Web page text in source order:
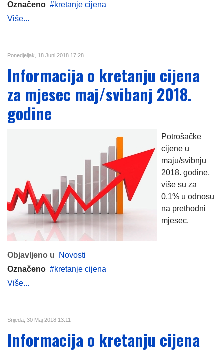
Označeno
kretanje cijena
Više...
Ponedjeljak, 18 Juni 2018 17:28
Informacija o kretanju cijena
za mjesec maj/svibanj 2018.
godine
Potrošačke
cijene u
maju/svibnju
2018. godine,
više su za
0.1% u odnosu
na prethodni
mjesec.
Objavljeno u
Novosti
Označeno
kretanje cijena
Više...
Srijeda, 30 Maj 2018 13:11
Informacija o kretanju cijena